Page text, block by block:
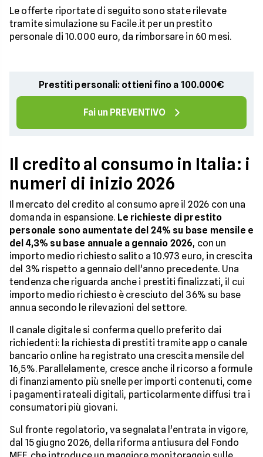
Le offerte riportate di seguito sono state rilevate
tramite simulazione su Facile.it per un prestito
personale di 10.000 euro, da rimborsare in 60 mesi.
Prestiti personali: ottieni fino a 100.000€
Fai un PREVENTIVO
Il credito al consumo in Italia: i
numeri di inizio 2026
Il mercato del credito al consumo apre il 2026 con una
domanda in espansione. Le richieste di prestito
personale sono aumentate del 24% su base mensile e
del 4,3% su base annuale a gennaio 2026, con un
importo medio richiesto salito a 10.973 euro, in crescita
del 3% rispetto a gennaio dell'anno precedente. Una
tendenza che riguarda anche i prestiti finalizzati, il cui
importo medio richiesto è cresciuto del 36% su base
annua secondo le rilevazioni del settore.
Il canale digitale si conferma quello preferito dai
richiedenti: la richiesta di prestiti tramite app o canale
bancario online ha registrato una crescita mensile del
16,5%. Parallelamente, cresce anche il ricorso a formule
di finanziamento più snelle per importi contenuti, come
i pagamenti rateali digitali, particolarmente diffusi tra i
consumatori più giovani.
Sul fronte regolatorio, va segnalata l'entrata in vigore,
dal 15 giugno 2026, della riforma antiusura del Fondo